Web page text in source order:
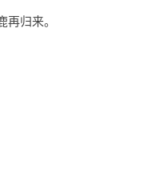
归来。